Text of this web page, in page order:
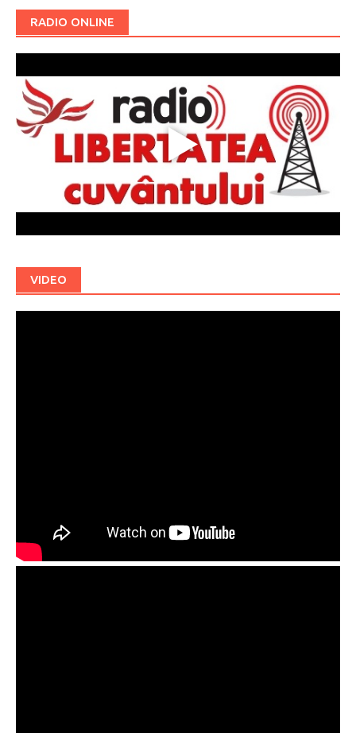
RADIO ONLINE
VIDEO